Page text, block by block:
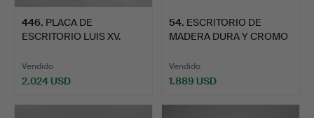
446. PLACA DE
ESCRITORIO LUIS XV.
Vendido
2.024 USD
54. ESCRITORIO DE
MADERA DURA Y CROMO
Vendido
1.889 USD